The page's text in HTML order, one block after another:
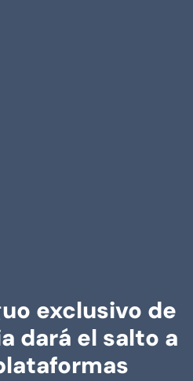
exclusivo de
dará el salto a